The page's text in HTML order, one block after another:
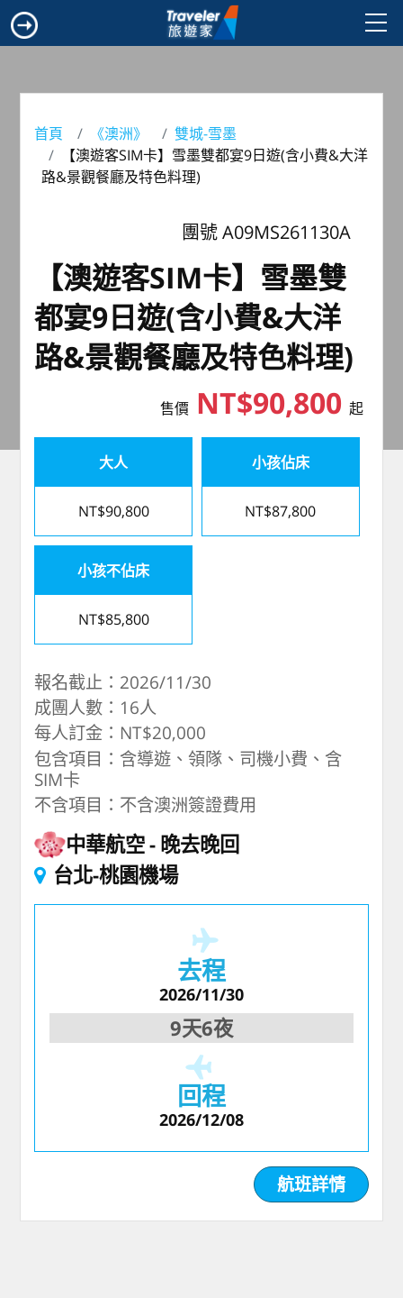
首頁 《澳洲》
雙城-雪墨
【澳遊客SIM卡】雪墨雙都宴9日遊(含小費&大洋
路&景觀餐廳及特色料理)
團號 A09MS261130A
【澳遊客SIM卡】雪墨雙
都宴9日遊(含小費&大洋
路&景觀餐廳及特色料理)
售價NT$90,800 起
大人
NT$90,800
小孩佔床
NT$87,800
小孩不佔床
NT$85,800
報名截止：2026/11/30
成團人數：16人
每人訂金：NT$20,000
包含項目：含導遊、領隊、司機小費、含
SIM卡
不含項目：不含澳洲簽證費用
中華航空 晚去晚回
台北-桃園機場
去程
2026/11/30
9天6夜
回程
2026/12/08
航班詳情